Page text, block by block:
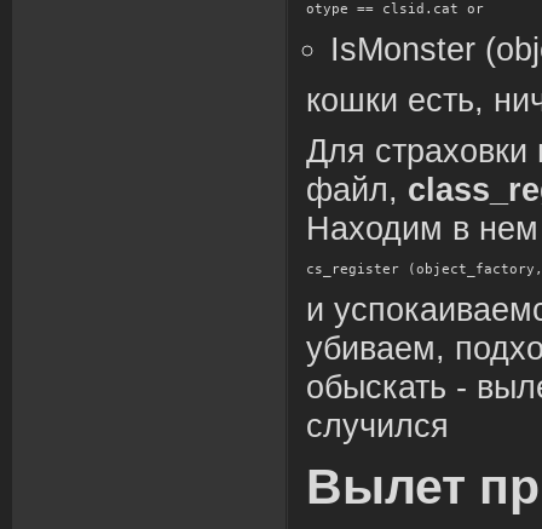
otype == clsid.cat or
IsMonster
кошки есть,
Для
файл,
Находим в нем
cs_register (object_factory,
и
убиваем,
обыскать -
случился
Вылет